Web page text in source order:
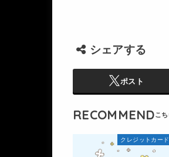
シェアする
ポスト
RECOMMEND
クレジットカード